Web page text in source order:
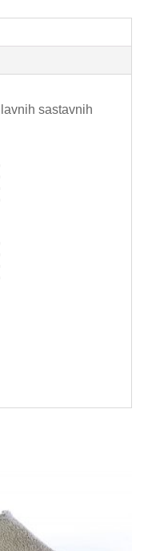
sastavnih